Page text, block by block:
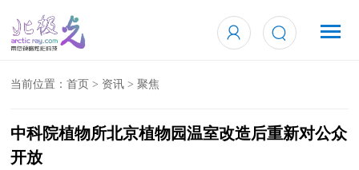
当前位置：首页 > 资讯 >聚焦
中科院植物所北京植物园温室改造后重新对公众
开放